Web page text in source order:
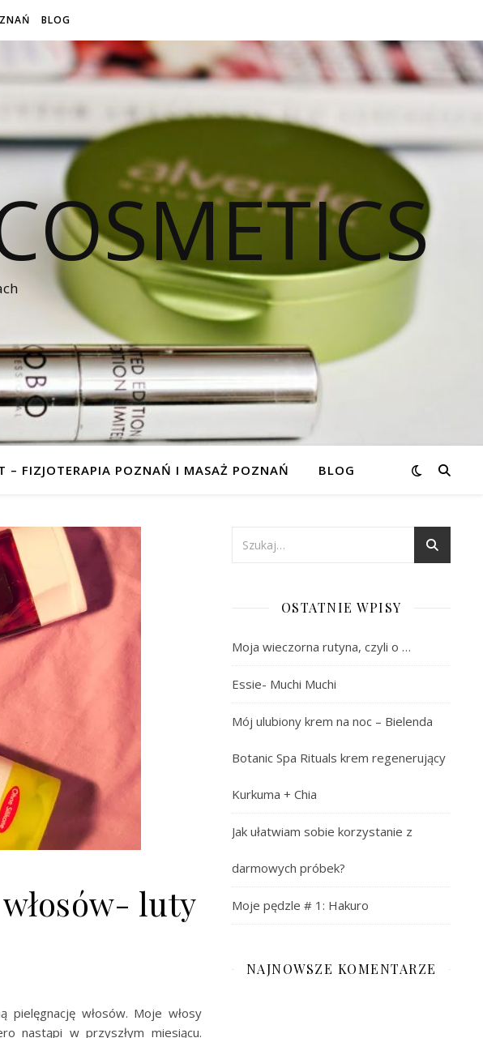
BLOG
– FIZJOTERAPIA POZNAŃ I MASAŻ POZNAŃ BLOG
luty
pielęgnację włosów. Moje włosy
nastąpi w przyszłym miesiącu.
OSTATNIE WPISY
Moja wieczorna rutyna, czyli o …
Essie- Muchi Muchi
Mój ulubiony krem na noc – Bielenda
Botanic Spa Rituals krem regenerujący
Kurkuma + Chia
Jak ułatwiam sobie korzystanie z
darmowych próbek?
Moje pędzle # 1: Hakuro
NAJNOWSZE KOMENTARZE